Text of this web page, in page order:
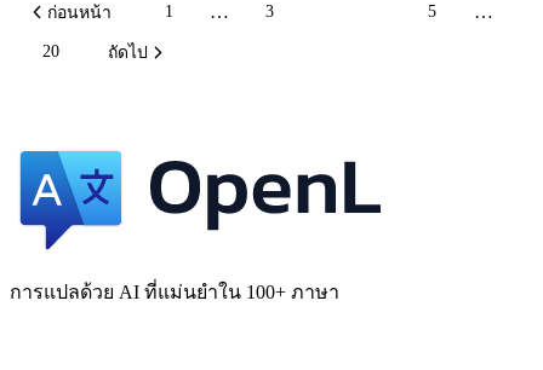
ก่อนหน้า 1 … 3 5 …
20 ถัดไป
การแปลด้วย AI ที่แม่นยำใน 100+ ภาษา